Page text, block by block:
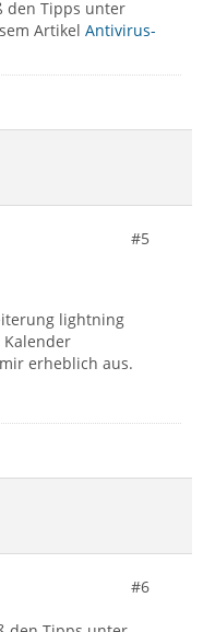
den Tipps unter
Artikel Antivirus-
#5
lightning
erheblich aus.
#6